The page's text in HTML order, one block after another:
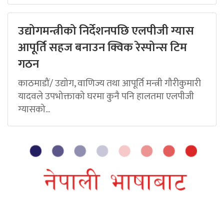
उद्योगमन्त्रीको निर्देशनपछि एलपीजी ग्यास
आपूर्ति सहज बनाउन क्विक रेस्पोन्स टिम
गठन
काठमाडौं/ उद्योग, वाणिज्य तथा आपूर्ति मन्त्री गौरीकुमारी
यादवले उपभोक्ताको घरमा कुनै पनि हालतमा एलपीजी
ग्यासको...